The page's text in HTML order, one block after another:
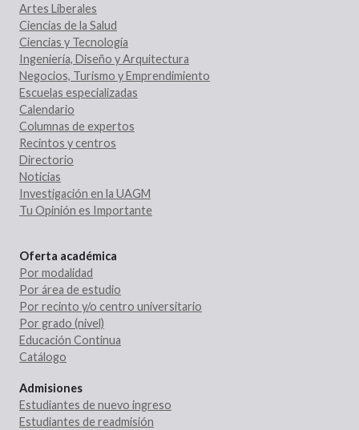
Artes Liberales
Ciencias de la Salud
Ciencias y Tecnología
Ingeniería, Diseño y Arquitectura
Negocios, Turismo y Emprendimiento
Escuelas especializadas
Calendario
Columnas de expertos
Recintos y centros
Directorio
Noticias
Investigación en la UAGM
Tu Opinión es Importante
Oferta académica
Por modalidad
Por área de estudio
Por recinto y/o centro universitario
Por grado (nivel)
Educación Continua
Catálogo
Admisiones
Estudiantes de nuevo ingreso
Estudiantes de readmisión